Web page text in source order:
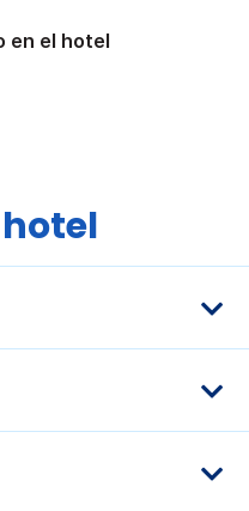
en el hotel
hotel